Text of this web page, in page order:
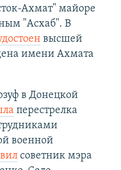
Ахмат" майоре
"Асхаб". В
высшей
имени Ахмата
в Донецкой
перестрелка
военной
советник мэра